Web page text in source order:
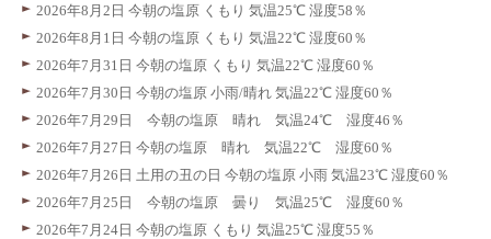
2026年8月2日 今朝の塩原 くもり 気温25℃ 湿度58％
2026年8月1日 今朝の塩原 くもり 気温22℃ 湿度60％
2026年7月31日 今朝の塩原 くもり 気温22℃ 湿度60％
2026年7月30日 今朝の塩原 小雨/晴れ 気温22℃ 湿度60％
2026年7月29日 今朝の塩原 晴れ 気温24℃ 湿度46％
2026年7月27日 今朝の塩原 晴れ 気温22℃ 湿度60％
2026年7月26日 土用の丑の日 今朝の塩原 小雨 気温23℃ 湿度60％
2026年7月25日 今朝の塩原 曇り 気温25℃ 湿度60％
2026年7月24日 今朝の塩原 くもり 気温25℃ 湿度55％